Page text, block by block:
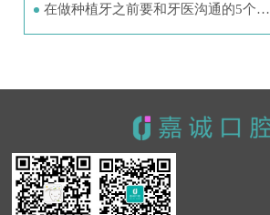
在做种植牙之前要和牙医沟通的5个…